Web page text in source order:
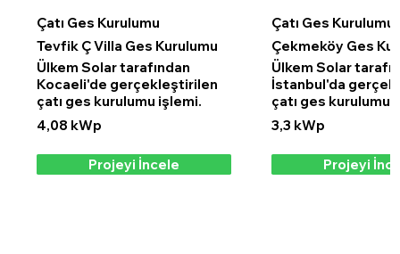
Çatı Ges Kurulumu
Tevfik Ç Villa Ges Kurulumu
Ülkem Solar tarafından
Kocaeli'de gerçekleştirilen
çatı ges kurulumu işlemi.
4,08 kWp
Projeyi İncele
Çatı Ges Kurulumu
Çekmeköy Ges
Ülkem Solar
İstanbul'da
çatı ges kurulumu
3,3 kWp
Projeyi